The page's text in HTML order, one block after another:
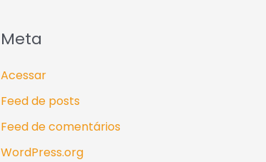
Meta
Acessar
Feed de posts
Feed de comentários
WordPress.org